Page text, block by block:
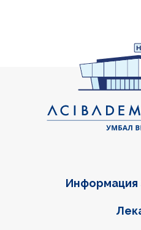
Фуутер
Информация